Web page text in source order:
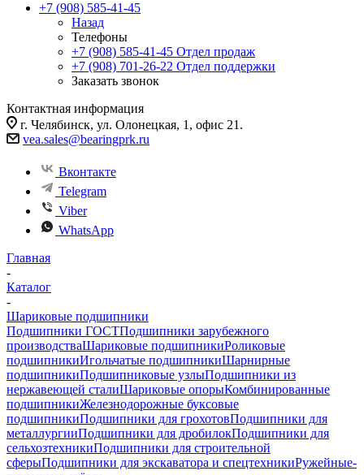
+7 (908) 585-41-45
Назад
Телефоны
+7 (908) 585-41-45 Отдел продаж
+7 (908) 701-26-22 Отдел поддержки
Заказать звонок
Контактная информация
г. Челябинск, ул. Олонецкая, 1, офис 21.
vea.sales@bearingprk.ru
Вконтакте
Telegram
Viber
WhatsApp
Главная
-
Каталог
-
Шариковые подшипники
Подшипники ГОСТПодшипники зарубежного
производстваШариковые подшипникиРоликовые
подшипникиИгольчатые подшипникиШарнирные
подшипникиПодшипниковые узлыПодшипники из
нержавеющей сталиШариковые опорыКомбинированные
подшипникиЖелезнодорожные буксовые
подшипникиПодшипники для грохотовПодшипники для
металлургииПодшипники для дробилокПодшипники для
сельхозтехникиПодшипники для строительной
сферыПодшипники для экскаватора и спецтехникиРужейные-